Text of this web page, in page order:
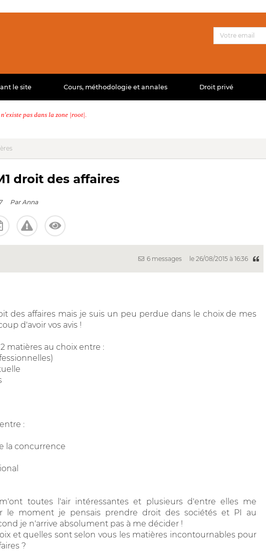
le site Cours, méthodologie et annales Droit privé
pas dans la zone |root|.
droit des affaires
Par Anna
6 messages le 26/08/2015 à 16:36
des affaires mais je suis un peu perdue dans le choix de mes
d'avoir vos avis !
matières au choix entre :
:
la concurrence
toutes l'air intéressantes et plusieurs d'entre elles me
le moment je pensais prendre droit des sociétés et PI au
je n'arrive absolument pas à me décider !
et quelles sont selon vous les matières incontournables pour
?